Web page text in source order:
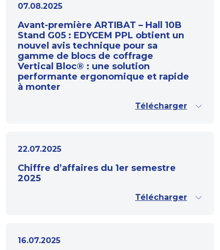
07.08.2025
Avant-première ARTIBAT – Hall 10B
Stand G05 : EDYCEM PPL obtient un
nouvel avis technique pour sa
gamme de blocs de coffrage
Vertical Bloc® : une solution
performante ergonomique et rapide
à monter
Télécharger
22.07.2025
Chiffre d’affaires du 1er semestre
2025
Télécharger
16.07.2025